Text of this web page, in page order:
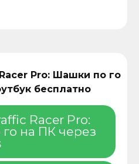
Pro: Шашки по го
бесплатно
Racer Pro:
на ПК через